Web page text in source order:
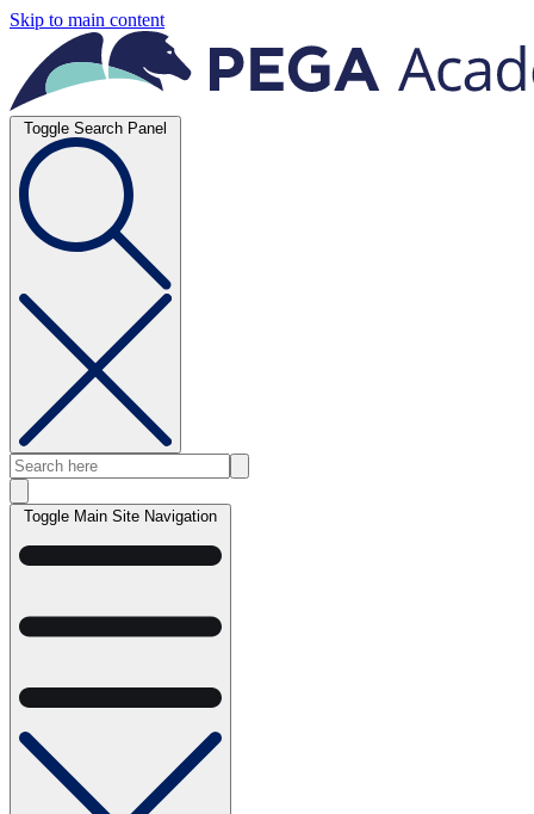
Skip to main content
Toggle Search Panel
Toggle Main Site Navigation